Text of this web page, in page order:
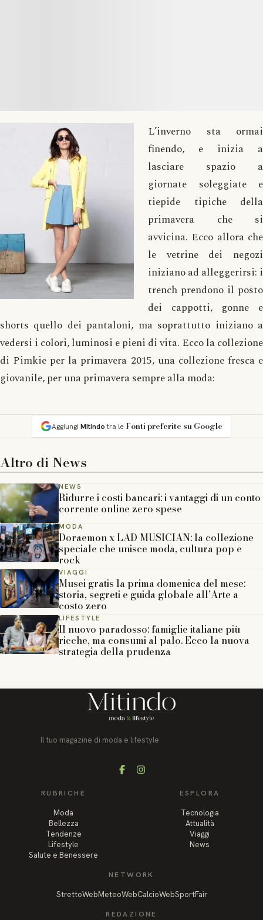
L’inverno sta ormai
finendo, e inizia a
lasciare spazio a
giornate soleggiate e
tiepide tipiche della
primavera che si
avvicina. Ecco allora che
le vetrine dei negozi
iniziano ad alleggerirsi: i
trench prendono il posto
dei cappotti, gonne e
shorts quello dei pantaloni, ma soprattutto iniziano a
vedersi i colori, luminosi e pieni di vita. Ecco la collezione
di Pimkie per la primavera 2015, una collezione fresca e
giovanile, per una primavera sempre alla moda:
Aggiungi Mitindotra le Fonti preferite su Google
Altro di News
NEWS
Ridurre i costi bancari: i vantaggi di un conto
corrente online zero spese
MODA
Doraemon x LAD MUSICIAN: la collezione
speciale che unisce moda, cultura pop e
rock
VIAGGI
Musei gratis la prima domenica del mese:
storia, segreti e guida globale all’Arte a
costo zero
LIFESTYLE
Il nuovo paradosso: famiglie italiane più
ricche, ma consumi al palo. Ecco la nuova
strategia della prudenza
Il tuo magazine di moda e lifestyle
FacebookInstagram
RUBRICHE
Moda
Bellezza
Tendenze
Lifestyle
Salute e Benessere
ESPLORA
Tecnologia
Attualità
Viaggi
News
NETWORK
StrettoWebMeteoWebCalcioWebSportFair
REDAZIONE